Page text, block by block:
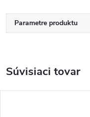
Parametre produktu
Súvisiaci tovar